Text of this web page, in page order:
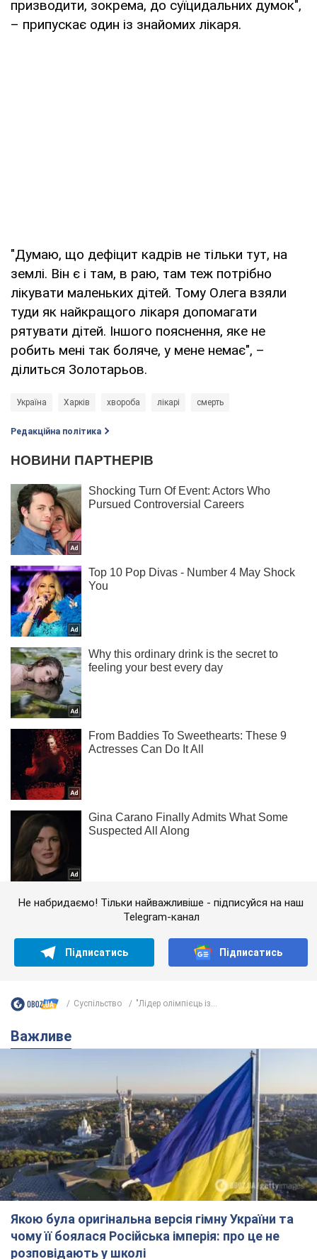
призводити, зокрема, до суїцидальних думок",
– припускає один із знайомих лікаря.
"Думаю, що дефіцит кадрів не тільки тут, на
землі. Він є і там, в раю, там теж потрібно
лікувати маленьких дітей. Тому Олега взяли
туди як найкращого лікаря допомагати
рятувати дітей. Іншого пояснення, яке не
робить мені так боляче, у мене немає", –
ділиться Золотарьов.
Україна Харків хвороба лікарі смерть
Редакційна політика
Не набридаємо! Тільки найважливіше - підписуйся на наш
Telegram-канал
Підписатись Підписатись
Суспільство "Лідер олімпієць із...
Важливе
Якою була оригінальна версія гімну України та
чому її боялася Російська імперія: про це не
розповідають у школі